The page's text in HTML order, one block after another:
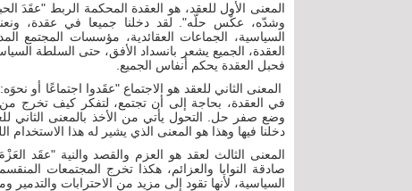
المعنى الأول للعقد، هو العقدة المحكمة الربط
وشدّه، عكْس حلّه". لقد دخلنا جميعا في عقدة، ونعني
السياسية، الجماعات العقائدية، مؤسسات المجتمع
العقدة، الجميع يشعر بانسداد الأفق، حتى السلطة
فحبل العقدة يحكم أنفاس الجميع.
المعنى الثاني للعقد هو الاجتماع "عقَدوا اجتماعًا أو
في العقدة، بحاجة إلى أن تجتمع، لتفكر كيف تخرج
وضع صفر حل. التحول يأتي من الأخذ بالمعنى الثاني
دخلنا فيها وهذا هو المعنى الذي يشير له هذا الاستخدام
المعنى الثالث لعقد هو العزم والقصد والنية "عقَد
صادقة النوايا والعزائم، هكذا تخرج المجتمعات
السياسية، لأنها تقود إلى مزيد من الاحترابات والتدمير